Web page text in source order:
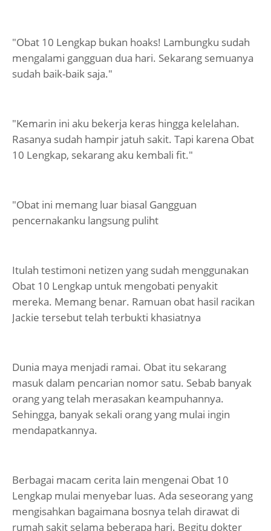
"Obat 10 Lengkap bukan hoaks! Lambungku sudah
mengalami gangguan dua hari. Sekarang semuanya
sudah baik-baik saja."
"Kemarin ini aku bekerja keras hingga kelelahan.
Rasanya sudah hampir jatuh sakit. Tapi karena Obat
10 Lengkap, sekarang aku kembali fit."
"Obat ini memang luar biasal Gangguan
pencernakanku langsung puliht
Itulah testimoni netizen yang sudah menggunakan
Obat 10 Lengkap untuk mengobati penyakit
mereka. Memang benar. Ramuan obat hasil racikan
Jackie tersebut telah terbukti khasiatnya
Dunia maya menjadi ramai. Obat itu sekarang
masuk dalam pencarian nomor satu. Sebab banyak
orang yang telah merasakan keampuhannya.
Sehingga, banyak sekali orang yang mulai ingin
mendapatkannya.
Berbagai macam cerita lain mengenai Obat 10
Lengkap mulai menyebar luas. Ada seseorang yang
mengisahkan bagaimana bosnya telah dirawat di
rumah sakit selama beberapa hari. Begitu dokter